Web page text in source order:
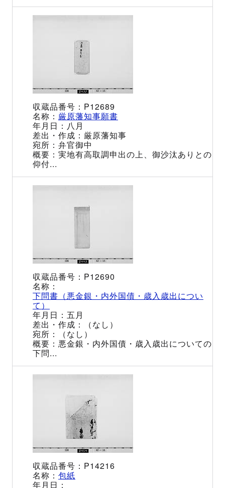
P12689
厳原藩知事願書
八月
厳原藩知事
弁官御中
実地有高取調申出の上、御沙汰ありとの
仰付...
P12690
下問書（悪金銀・内外国債・歳入歳出につい
て）
五月
（なし）
（なし）
悪金銀・内外国債・歳入歳出についての
下問...
P14216
包紙